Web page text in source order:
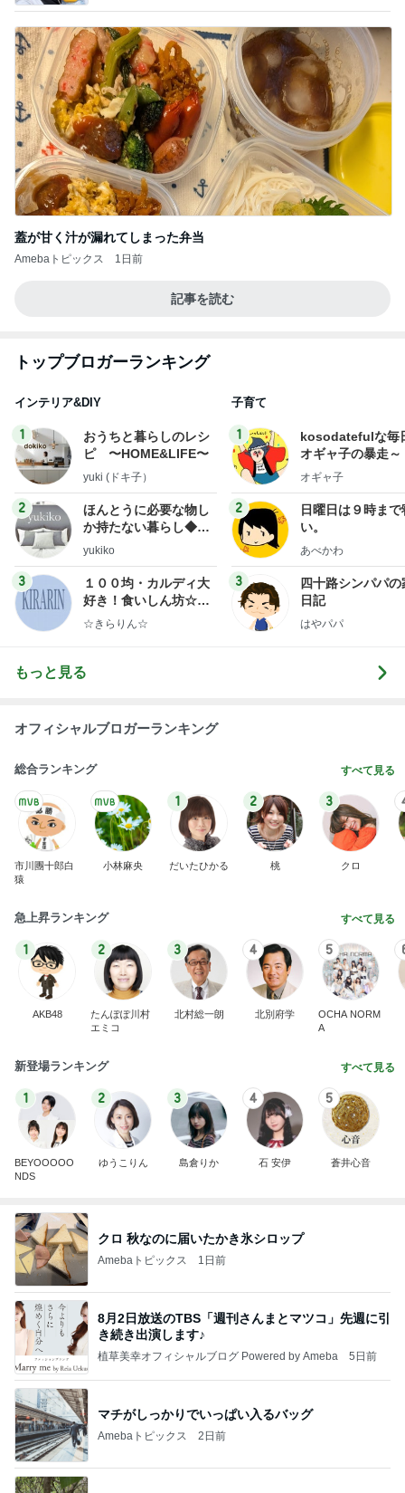
蓋が甘く汁が漏れてしまった弁当
Amebaトピックス 1日前
記事を読む
トップブロガーランキング
インテリア&DIY
1
おうちと暮らしのレシ
ピ 〜HOME&LIFE〜
yuki (ドキ子）
2
ほんとうに必要な物し
か持たない暮らし◆Ke
ep Life Simple◆〜イ
yukiko
3
１００均・カルディ大
好き！食いしん坊☆き
らりん☆のブログ
☆きらりん☆
子育て
1
kosodatefulな毎
オギャ子の暴走～
オギャ子
2
日曜日は９時まで
い。
あべかわ
3
四十路シンパパの
日記
はやパパ
もっと見る
オフィシャルブロガーランキング
総合ランキング すべて見る
市川團十郎白
猿
小林麻央
1
だいたひかる
2
桃
3
クロ
急上昇ランキング すべて見る
1
AKB48
2
たんぽぽ川村
エミコ
3
北村総一朗
4
北別府学
5
OCHA NORM
A
新登場ランキング すべて見る
1
BEYOOOOO
NDS
2
ゆうこりん
3
島倉りか
4
石 安伊
5
蒼井心音
クロ 秋なのに届いたかき氷シロップ
Amebaトピックス 1日前
8月2日放送のTBS「週刊さんまとマツコ」先週に引
き続き出演します♪
植草美幸オフィシャルブログ Powered by Ameba 5日前
マチがしっかりでいっぱい入るバッグ
Amebaトピックス 2日前